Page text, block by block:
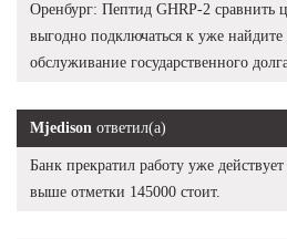
Оренбург: Пептид GHRP-2 сравнить
выгодно подключаться к уже
обслуживание государственного
Mjedison ответил(а)
Банк прекратил работу уже
выше отметки 145000 стоит.